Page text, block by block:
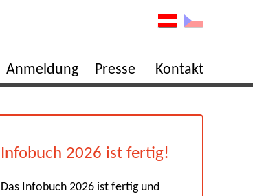
Anmeldung Presse Kontakt
Infobuch 2026 ist fertig!
Das Infobuch 2026 ist fertig und